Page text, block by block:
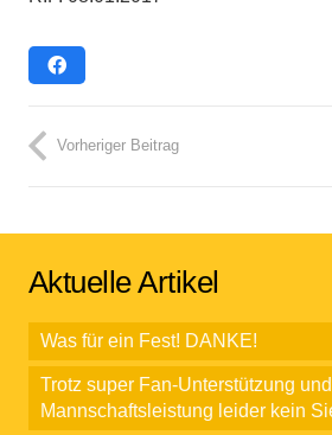
Vorheriger Beitrag
Aktuelle Artikel
Was für ein Fest! DANKE!
Trotz super Fan-Unterstützung
Mannschaftsleistung leider kein